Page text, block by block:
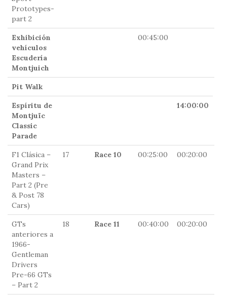
Prototypes-
part 2
Exhibición
vehículos
Escudería
Montjuich
00:45:00
Pit Walk
Espíritu de
Montjuïc
Classic
Parade
14:00:00
F1 Clásica –
Grand Prix
Masters –
Part 2 (Pre
& Post 78
Cars)
17 Race 10 00:25:00 00:20:00
GTs
anteriores a
1966-
Gentleman
Drivers
Pre-66 GTs
– Part 2
18 Race 11 00:40:00 00:20:00